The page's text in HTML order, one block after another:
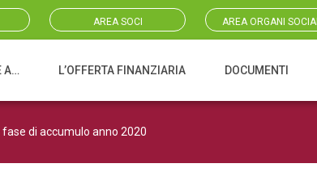
AREA SOCI AREA ORGANI
A… L’OFFERTA FINANZIARIA DOCUMENTI
di accumulo anno 2020